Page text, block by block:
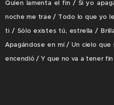
Quien lamenta el fin / Si yo
noche me trae / Todo lo que yo
ti / Sólo existes tú, estrella /
Apagándose en mí / Un cielo
encendió / Y que no va a tener fin